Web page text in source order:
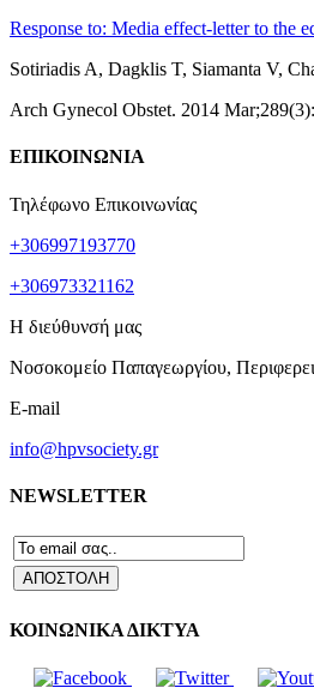
Response to: Media effect-letter to the
Sotiriadis A, Dagklis T, Siamanta V,
Arch Gynecol Obstet. 2014
ΕΠΙΚΟΙΝΩΝΙΑ
Τηλέφωνο Επικοινωνίας
+306997193770
+306973321162
Η διεύθυνσή μας
Νοσοκομείο Παπαγεωργίου,
E-mail
info@hpvsociety.gr
NEWSLETTER
ΚΟΙΝΩΝΙΚΑ ΔΙΚΤΥΑ